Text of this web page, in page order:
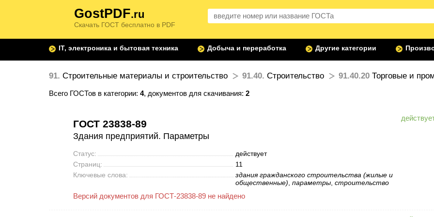
GostPDF.ru
Скачать ГОСТ бесплатно в PDF
IT, электроника и бытовая техника Добыча и переработка Другие категории
91. Строительные материалы и строительство 91.40. Строительство 91.40.20Торговые и
Всего ГОСТов в категории: 4, документов для скачивания: 2
ГОСТ 23838-89
Здания предприятий. Параметры
Статус:
действует
Страниц:
11
Ключевые слова:
здания гражданского строительства (жилые и
общественные) параметры, строительство
Версий документов для ГОСТ-23838-89 не найдено